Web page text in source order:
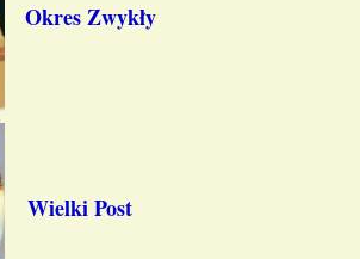
Okres Zwykły
Wielki Post